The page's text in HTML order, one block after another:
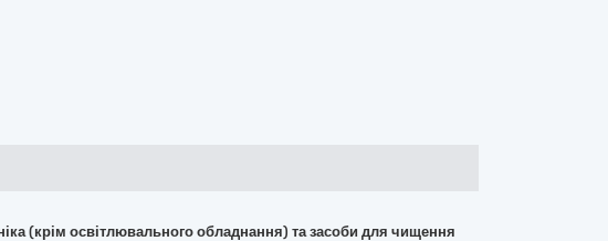
(крім освітлювального обладнання) та засоби для чищення